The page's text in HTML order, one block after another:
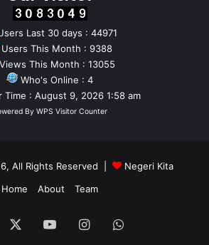
Last 30 days : 44971
Users This Month : 9388
This Month : 13055
Who's Online : 4
Time : August 9, 2026 1:58 am
By WPS Visitor Counter
All Rights Reserved |
Negeri Kita
Home
About Team
YouTubeInstagramWhatsApp